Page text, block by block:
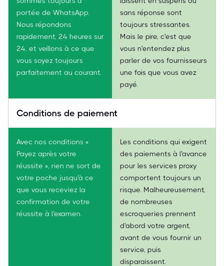
portée de WhatsApp.
Nous répondons
rapidement, 24 heures sur
24, et veillons à ce que
vous soyez toujours
parfaitement au courant.
sans réponse sont
toujours stressantes.
Mais le pire, c'est que
vous n'entendez plus
parler de vos fournisseurs
une fois que vous avez
payé.
Conditions de paiement
Avec nos conditions «
Payez après votre
réussite », rien ne sort de
votre poche jusqu'à ce
que vous receviez la
confirmation de votre
réussite à l'examen.
Les conditions qui exigent
des paiements à l'avance
pour les services proxy
comportent toujours un
risque. Malheureusement,
de nombreuses
escroqueries prennent
d'abord votre argent,
avant de vous fournir un
service, puis
disparaissent.